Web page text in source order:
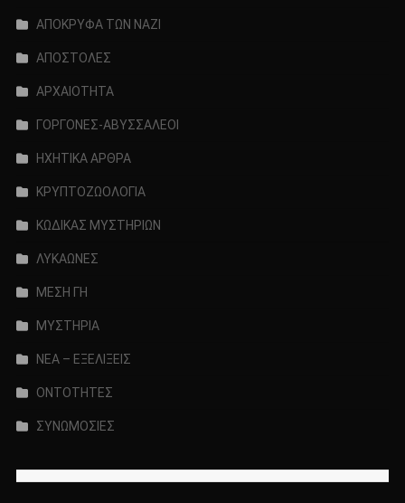
ΑΠΟΚΡΥΦΑ ΤΩΝ ΝΑΖΙ
ΑΠΟΣΤΟΛΕΣ
ΑΡΧΑΙΟΤΗΤΑ
ΓΟΡΓΟΝΕΣ-ΑΒΥΣΣΑΛΕΟΙ
ΗΧΗΤΙΚΑ ΑΡΘΡΑ
ΚΡΥΠΤΟΖΩΟΛΟΓΙΑ
ΚΩΔΙΚΑΣ ΜΥΣΤΗΡΙΩΝ
ΛΥΚΑΩΝΕΣ
ΜΕΣΗ ΓΗ
ΜΥΣΤΗΡΙΑ
ΝΕΑ – ΕΞΕΛΙΞΕΙΣ
ΟΝΤΟΤΗΤΕΣ
ΣΥΝΩΜΟΣΙΕΣ